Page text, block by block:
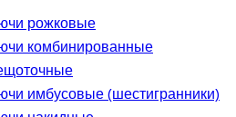
рожковые
комбинированные
имбусовые (шестигранники)